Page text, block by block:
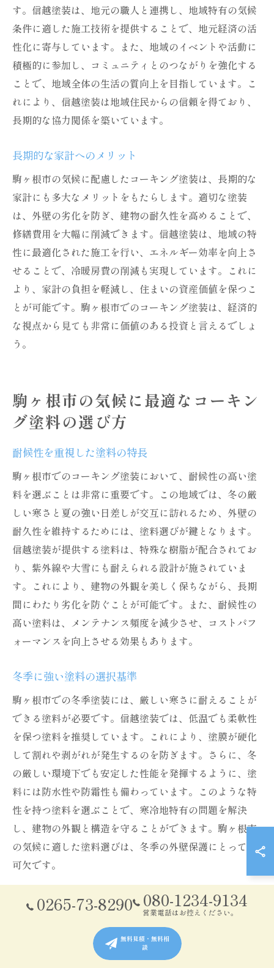
す。信越塗装は、地元の職人と連携し、地域特有の気候
条件に適した施工技術を提供することで、地元経済の活
性化に寄与しています。また、地域のイベントや活動に
積極的に参加し、コミュニティとのつながりを強化する
ことで、地域全体の生活の質向上を目指しています。こ
れにより、信越塗装は地域住民からの信頼を得ており、
長期的な協力関係を築いています。
長期的な家計へのメリット
駒ヶ根市の気候に配慮したコーキング塗装は、長期的な
家計にも多大なメリットをもたらします。適切な塗装
は、外壁の劣化を防ぎ、建物の耐久性を高めることで、
修繕費用を大幅に削減できます。信越塗装は、地域の特
性に最適化された施工を行い、エネルギー効率を向上さ
せることで、冷暖房費の削減も実現しています。これに
より、家計の負担を軽減し、住まいの資産価値を保つこ
とが可能です。駒ヶ根市でのコーキング塗装は、経済的
な視点から見ても非常に価値のある投資と言えるでしょ
う。
駒ヶ根市の気候に最適なコーキン
グ塗料の選び方
耐候性を重視した塗料の特長
駒ヶ根市でのコーキング塗装において、耐候性の高い塗
料を選ぶことは非常に重要です。この地域では、冬の厳
しい寒さと夏の強い日差しが交互に訪れるため、外壁の
耐久性を維持するためには、塗料選びが鍵となります。
信越塗装が提供する塗料は、特殊な樹脂が配合されてお
り、紫外線や大雪にも耐えられる設計が施されていま
す。これにより、建物の外観を美しく保ちながら、長期
間にわたり劣化を防ぐことが可能です。また、耐候性の
高い塗料は、メンテナンス頻度を減少させ、コストパフ
ォーマンスを向上させる効果もあります。
冬季に強い塗料の選択基準
駒ヶ根市での冬季塗装には、厳しい寒さに耐えることが
できる塗料が必要です。信越塗装では、低温でも柔軟性
を保つ塗料を推奨しています。これにより、塗膜が硬化
して割れや剥がれが発生するのを防ぎます。さらに、冬
の厳しい環境下でも安定した性能を発揮するように、塗
料には防水性や防霜性も備わっています。このような特
性を持つ塗料を選ぶことで、寒冷地特有の問題を解決
し、建物の外観と構造を守ることができます。駒ヶ根市
の気候に適した塗料選びは、冬季の外壁保護にとって不
可欠です。
夏の高温に耐える塗料の特性
駒ヶ根市では夏の高温対策としてコーキング塗装が重要
です。この地域の気候は、日差しが非常に強く、建物外
壁への影響が大きいため、夏の高温に耐える塗料を選ぶ
0265-73-8290 080-1234-9134
営業電話はお控えください。
無料見積・無料相
談